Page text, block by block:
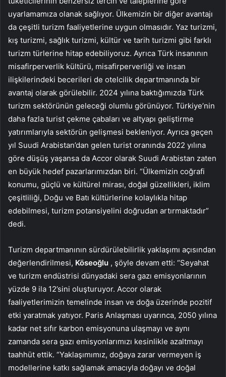
uyarlamamıza olanak sağlıyor. Ülkemizin bir diğer avantajı
da çeşitli turizm faaliyetlerine uygun olmasıdır. Yaz turizmi,
kış turizmi, sağlık turizmi, kültür ve tarih turizmi gibi farklı
turizm türlerine hitap edebiliyoruz. Ayrıca Türk insanının
misafirperverlik kültürü, misafirperverliği ve insan
ilişkilerindeki becerileri de otelcilik departmanında bir
avantaj olarak görülebilir. 2024 yılına baktığımızda Türk
turizm sektörünün geleceği olumlu görünüyor. Türkiye’nin
daha fazla turist çekme çabaları ve altyapı geliştirme
yatırımlarıyla sektörün gelişmesi bekleniyor. Ayrıca geçen
yıl Suudi Arabistan’dan gelen turist oranında 2022 yılına
göre düşüş yaşansa da Accor olarak Suudi Arabistan zaten
en büyük hedef pazarlarımızdan biri. “Ülkemizin coğrafi
konumu, güçlü ve kültürel mirası, doğal güzellikleri, iklim
çeşitliliği, Doğu ve Batı kültürlerine kolaylıkla hitap
edebilmesi, turizm potansiyelini doğrudan artırmaktadır”
dedi.
Turizm departmanının sürdürülebilirlik yaklaşımı açısından
değerlendirilmesi, Köseoğlu , şöyle devam etti: “Seyahat
ve turizm endüstrisi dünyadaki sera gazı emisyonlarının
yüzde 9 ila 12’sini oluşturuyor. Accor olarak
faaliyetlerimizin temelinde insan ve doğa üzerinde pozitif
etki yaratmak yatıyor. Paris Anlaşması uyarınca, 2050 yılına
kadar net sıfır karbon emisyonuna ulaşmayı ve aynı
zamanda sera gazı emisyonlarımızı kesinlikle azaltmayı
taahhüt ettik. “Yaklaşımımız, doğaya zarar vermeyen iş
modellerine katkı sağlamak amacıyla doğayı ve doğal